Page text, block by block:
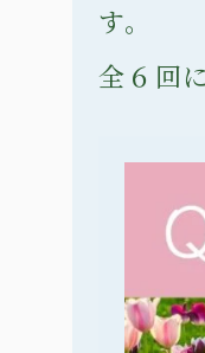
す。
全６回